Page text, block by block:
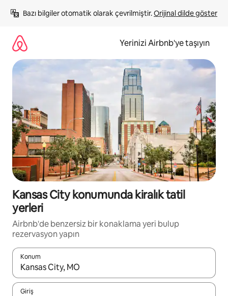
atla
Bazı bilgiler otomatik olarak çevrilmiştir. Orijinal dilde göster
Yerinizi Airbnb'ye taşıyın
Kansas City konumunda kiralık tatil
yerleri
Airbnb'de benzersiz bir konaklama yeri bulup
rezervasyon yapın
Konum
Sonuçlar kullanılabilir olduğunda yukarı ve aşağı oklarıyla
Giriş